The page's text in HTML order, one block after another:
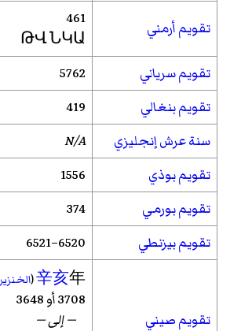
تقويم أرمني
461
ԹՎ ՆԿԱ
تقويم سرياني
5762
تقويم بنغالي
419
سنة عرش إنجليزي
N/A
تقويم بوذي
1556
تقويم بورمي
374
تقويم بيزنطي
6520–6521
تقويم صيني
辛亥年
(الخنزير
3708 أو 3648
— إلى —